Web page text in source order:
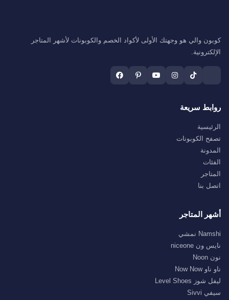
كوبون والي هو وجهتك الأولى لأكواد الخصم والكوبونات لأشهر المتاجر
الإلكترونية.
روابط سريعة
الرئيسية
تصفح الكوبونات
المدونة
الفئات
المتاجر
اتصل بنا
أشهر المتاجر
Namshi نمشي
نايس ون niceone
نون Noon
ناو ناو Now Now
ليفل شوز Level Shoes
سيفي Sivvi